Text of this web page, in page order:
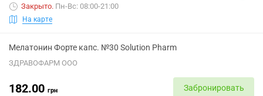
Закрыто. Пн-Вс: 08:00-21:00
На карте
Мелатонин Форте капс. №30 Solution Pharm
ЗДРАВОФАРМ ООО
182.00 грн Забронировать